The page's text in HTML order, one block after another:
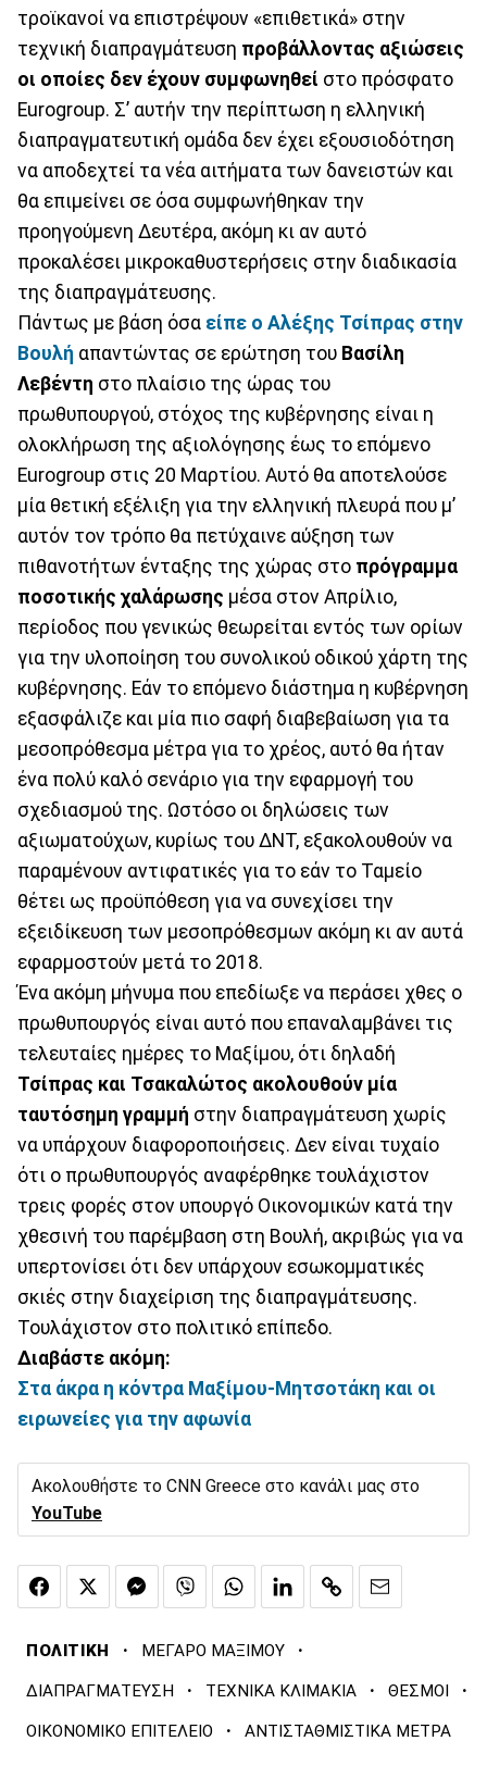
τροϊκανοί να επιστρέψουν «επιθετικά» στην
τεχνική διαπραγμάτευση προβάλλοντας αξιώσεις
οι οποίες δεν έχουν συμφωνηθεί στο πρόσφατο
Eurogroup. Σ’ αυτήν την περίπτωση η ελληνική
διαπραγματευτική ομάδα δεν έχει εξουσιοδότηση
να αποδεχτεί τα νέα αιτήματα των δανειστών και
θα επιμείνει σε όσα συμφωνήθηκαν την
προηγούμενη Δευτέρα, ακόμη κι αν αυτό
προκαλέσει μικροκαθυστερήσεις στην διαδικασία
της διαπραγμάτευσης.
Πάντως με βάση όσα είπε ο Αλέξης Τσίπρας στην
Βουλή απαντώντας σε ερώτηση του Βασίλη
Λεβέντη στο πλαίσιο της ώρας του
πρωθυπουργού, στόχος της κυβέρνησης είναι η
ολοκλήρωση της αξιολόγησης έως το επόμενο
Eurogroup στις 20 Μαρτίου. Αυτό θα αποτελούσε
μία θετική εξέλιξη για την ελληνική πλευρά που μ’
αυτόν τον τρόπο θα πετύχαινε αύξηση των
πιθανοτήτων ένταξης της χώρας στο πρόγραμμα
ποσοτικής χαλάρωσης μέσα στον Απρίλιο,
περίοδος που γενικώς θεωρείται εντός των ορίων
για την υλοποίηση του συνολικού οδικού χάρτη της
κυβέρνησης. Εάν το επόμενο διάστημα η κυβέρνηση
εξασφάλιζε και μία πιο σαφή διαβεβαίωση για τα
μεσοπρόθεσμα μέτρα για το χρέος, αυτό θα ήταν
ένα πολύ καλό σενάριο για την εφαρμογή του
σχεδιασμού της. Ωστόσο οι δηλώσεις των
αξιωματούχων, κυρίως του ΔΝΤ, εξακολουθούν να
παραμένουν αντιφατικές για το εάν το Ταμείο
θέτει ως προϋπόθεση για να συνεχίσει την
εξειδίκευση των μεσοπρόθεσμων ακόμη κι αν αυτά
εφαρμοστούν μετά το 2018.
Ένα ακόμη μήνυμα που επεδίωξε να περάσει χθες ο
πρωθυπουργός είναι αυτό που επαναλαμβάνει τις
τελευταίες ημέρες το Μαξίμου, ότι δηλαδή
Τσίπρας και Τσακαλώτος ακολουθούν μία
ταυτόσημη γραμμή στην διαπραγμάτευση χωρίς
να υπάρχουν διαφοροποιήσεις. Δεν είναι τυχαίο
ότι ο πρωθυπουργός αναφέρθηκε τουλάχιστον
τρεις φορές στον υπουργό Οικονομικών κατά την
χθεσινή του παρέμβαση στη Βουλή, ακριβώς για να
υπερτονίσει ότι δεν υπάρχουν εσωκομματικές
σκιές στην διαχείριση της διαπραγμάτευσης.
Τουλάχιστον στο πολιτικό επίπεδο.
Διαβάστε ακόμη:
Στα άκρα η κόντρα Μαξίμου-Μητσοτάκη και οι
ειρωνείες για την αφωνία
Ακολουθήστε το CNN Greece στο κανάλι μας στο
YouTube
ΠΟΛΙΤΙΚΗ · ΜΕΓΑΡΟ ΜΑΞΙΜΟΥ ·
ΔΙΑΠΡΑΓΜΑΤΕΥΣΗ · ΤΕΧΝΙΚΑ ΚΛΙΜΑΚΙΑ · ΘΕΣΜΟΙ ·
ΟΙΚΟΝΟΜΙΚΟ ΕΠΙΤΕΛΕΙΟ · ΑΝΤΙΣΤΑΘΜΙΣΤΙΚΑ ΜΕΤΡΑ